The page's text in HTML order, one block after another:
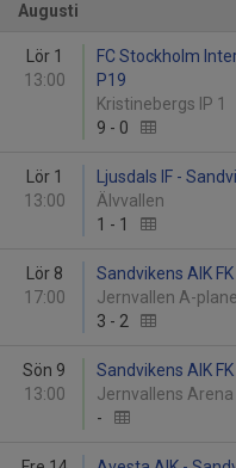
Augusti
Lör 1
13:00
FC Stockholm
P19
Kristinebergs IP 1
9 - 0
Lör 1
13:00
Ljusdals IF -
Älvvallen
1 - 1
Lör 8
17:00
Sandvikens AIK FK
Jernvallen A-
3 - 2
Sön 9
13:00
Sandvikens AIK
Jernvallens Arena
-